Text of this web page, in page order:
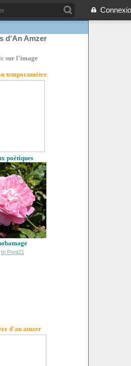
d'An Amzer
sur l'image
temporamètre
poétiques
d'an amzer